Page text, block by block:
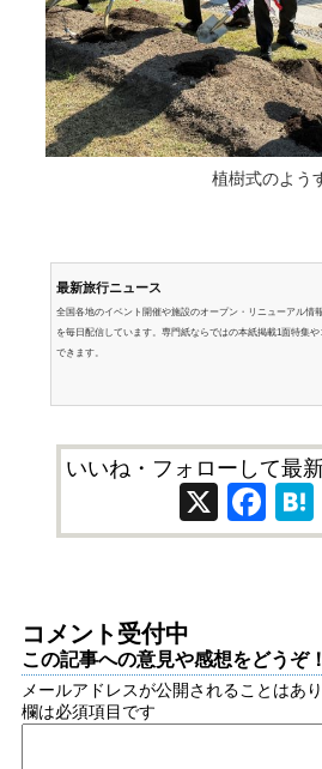
植樹式のよう
最新旅行ニュース
全国各地のイベント開催や施設のオープン・リニューアル情
を毎日配信しています。専門紙ならではの本紙掲載1面特集
できます。
いいね・フォローして最
X
コメント受付中
この記事への意見や感想をどうぞ！
メールアドレスが公開されることはあり
欄は必須項目です